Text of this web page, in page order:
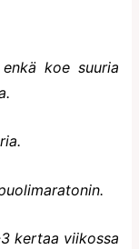
koe suuria
kertaa viikossa